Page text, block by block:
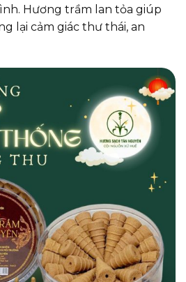
Hương trầm lan tỏa giúp
lại cảm giác thư thái, an